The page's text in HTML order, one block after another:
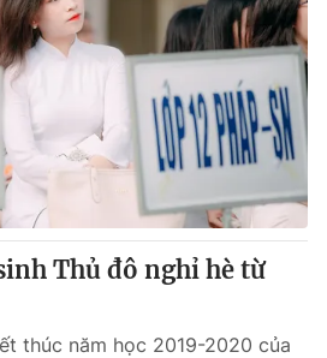
Thủ đô nghỉ hè từ
thúc năm học 2019-2020 của